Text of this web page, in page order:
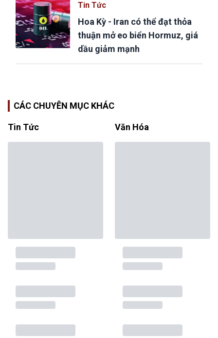
Tin Tức
Hoa Kỳ - Iran có thể đạt thỏa
thuận mở eo biển Hormuz, giá
dầu giảm mạnh
CÁC CHUYÊN MỤC KHÁC
Tin Tức Văn Hóa